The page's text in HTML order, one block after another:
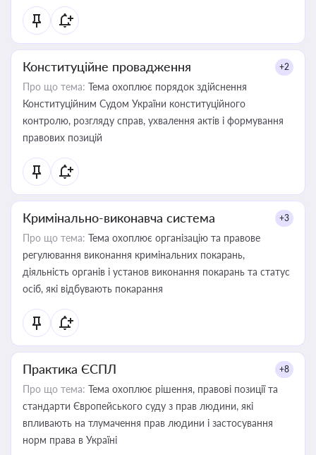
Конституційне провадження +2
Про що тема: Тема охоплює порядок здійснення
Конституційним Судом України конституційного
контролю, розгляду справ, ухвалення актів і формування
правових позицій
Кримінально-виконавча система +3
Про що тема: Тема охоплює організацію та правове
регулювання виконання кримінальних покарань,
діяльність органів і установ виконання покарань та статус
осіб, які відбувають покарання
Практика ЄСПЛ +8
Про що тема: Тема охоплює рішення, правові позиції та
стандарти Європейського суду з прав людини, які
впливають на тлумачення прав людини і застосування
норм права в Україні